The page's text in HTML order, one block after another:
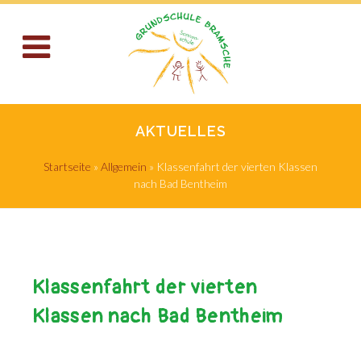
AKTUELLES
Startseite » Allgemein » Klassenfahrt der vierten Klassen
nach Bad Bentheim
Klassenfahrt der vierten
Klassen nach Bad Bentheim